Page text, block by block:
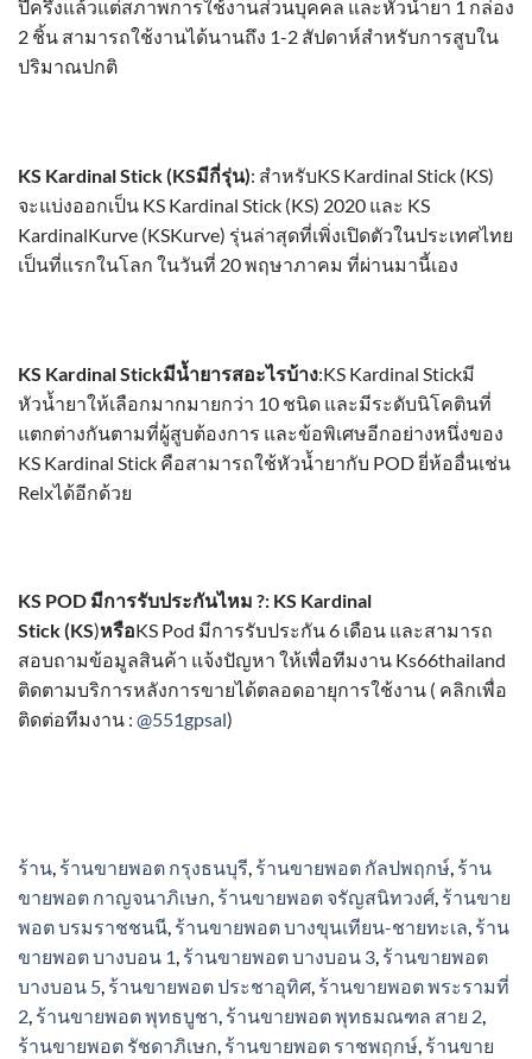
ปีครึ่งแล้วแต่สภาพการใช้งานส่วนบุคคล และหัวน้ำยา 1 กล่อง
2 ชิ้น สามารถใช้งานได้นานถึง 1-2 สัปดาห์สำหรับการสูบใน
ปริมาณปกติ
KS Kardinal Stick(KSมีกี่รุ่น): สำหรับKS Kardinal Stick (KS)
จะแบ่งออกเป็น KS Kardinal Stick (KS) 2020 และ KS
KardinalKurve (KSKurve) รุ่นล่าสุดที่เพิ่งเปิดตัวในประเทศไทย
เป็นที่แรกในโลก ในวันที่ 20 พฤษาภาคม ที่ผ่านมานี้เอง
KS Kardinal Stickมีน้ำยารสอะไรบ้าง:KS Kardinal Stickมี
หัวน้ำยาให้เลือกมากมายกว่า 10 ชนิด และมีระดับนิโคตินที่
แตกต่างกันตามที่ผู้สูบต้องการ และข้อพิเศษอีกอย่างหนึ่งของ
KS Kardinal Stick คือสามารถใช้หัวน้ำยากับ POD ยี่ห้ออื่นเช่น
Relxได้อีกด้วย
KS POD มีการรับประกันไหม ?: KS Kardinal
Stick(KS)หรือKS Pod มีการรับประกัน 6 เดือน และสามารถ
สอบถามข้อมูลสินค้า แจ้งปัญหา ให้เพื่อทีมงาน Ks66thailand
ติดตามบริการหลังการขายได้ตลอดอายุการใช้งาน ( คลิกเพื่อ
ติดต่อทีมงาน : @551gpsal)
ร้าน, ร้านขายพอต กรุงธนบุรี, ร้านขายพอต กัลปพฤกษ์, ร้าน
ขายพอต กาญจนาภิเษก, ร้านขายพอต จรัญสนิทวงศ์, ร้านขาย
พอต บรมราชชนนี, ร้านขายพอต บางขุนเทียน-ชายทะเล, ร้าน
ขายพอต บางบอน 1, ร้านขายพอต บางบอน 3, ร้านขายพอต
บางบอน 5, ร้านขายพอต ประชาอุทิศ, ร้านขายพอต พระรามที่
2, ร้านขายพอต พุทธบูชา, ร้านขายพอต พุทธมณฑล สาย 2,
ร้านขายพอต รัชดาภิเษก, ร้านขายพอต ราชพฤกษ์, ร้านขาย